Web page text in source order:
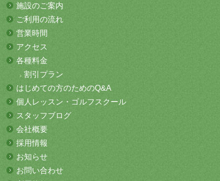
施設のご案内
ご利用の流れ
営業時間
アクセス
各種料金
割引プラン
はじめての方のためのQ&A
個人レッスン・ ゴルフスクール
スタッフブログ
会社概要
採用情報
お知らせ
お問い合わせ